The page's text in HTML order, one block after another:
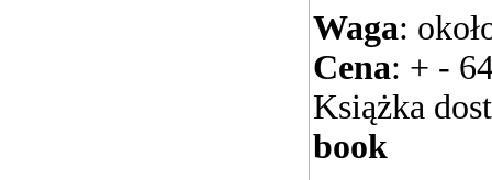
Waga:
Cena: + -
Książka
book